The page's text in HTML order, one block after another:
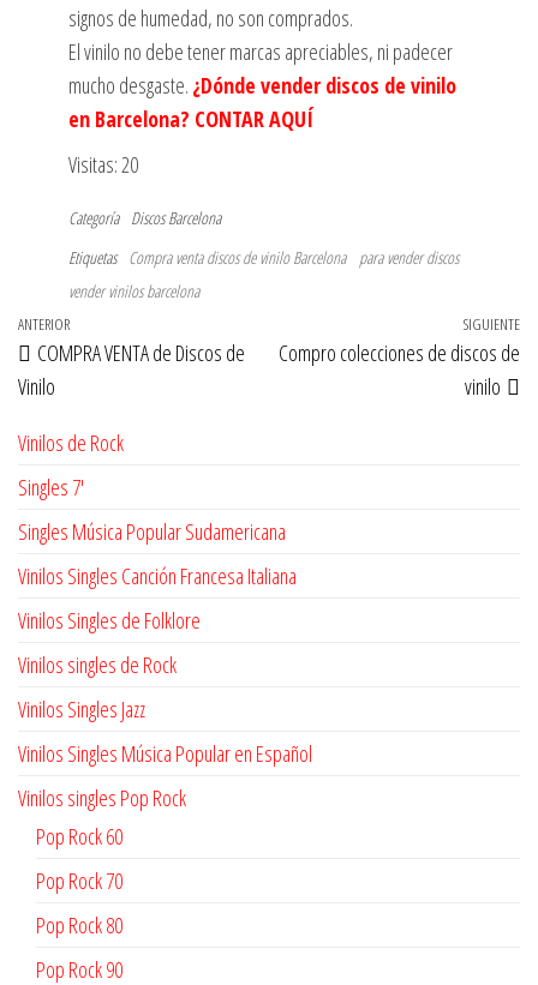
signos de humedad, no son comprados.
El vinilo no debe tener marcas apreciables, ni padecer
mucho desgaste. ¿Dónde vender discos de vinilo
en Barcelona? CONTAR AQUÍ
Visitas: 20
Categoría Discos Barcelona
Etiquetas Compra venta discos de vinilo Barcelona
para vender discos
vender vinilos barcelona
Navegación
de
entradas
Entrada
anterior
ANTERIOR
COMPRA VENTA de Discos de
Vinilo
SIGUIENTE
Compro colecciones de discos de
vinilo
Vinilos de Rock
Singles 7'
Singles Música Popular Sudamericana
Vinilos Singles Canción Francesa Italiana
Vinilos Singles de Folklore
Vinilos singles de Rock
Vinilos Singles Jazz
Vinilos Singles Música Popular en Español
Vinilos singles Pop Rock
Pop Rock 60
Pop Rock 70
Pop Rock 80
Pop Rock 90